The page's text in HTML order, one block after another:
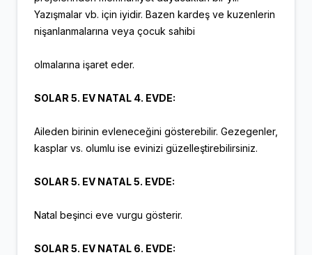
Yazışmalar vb. için iyidir. Bazen kardeş ve kuzenlerin
nişanlanmalarına veya çocuk sahibi
olmalarına işaret eder.
SOLAR 5. EV NATAL 4. EVDE:
Aileden birinin evleneceğini gösterebilir. Gezegenler,
kasplar vs. olumlu ise evinizi güzelleştirebilirsiniz.
SOLAR 5. EV NATAL 5. EVDE:
Natal beşinci eve vurgu gösterir.
SOLAR 5. EV NATAL 6. EVDE: